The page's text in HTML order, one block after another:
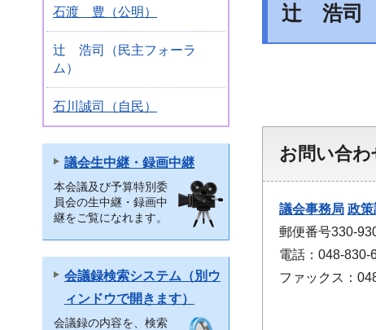
石渡 豊（公明）
辻 浩司（民主フォーラ
ム）
石川誠司（自民）
議会生中継・録画中継
本会議及び予算特別委
員会の生中継・録画中
継をご覧になれます。
会議録検索システム（別ウ
ィンドウで開きます）
会議録の内容を、検索
辻 浩司
お問い合わ
議会事務局 政
郵便番号330-
電話：048-830-
ファックス：